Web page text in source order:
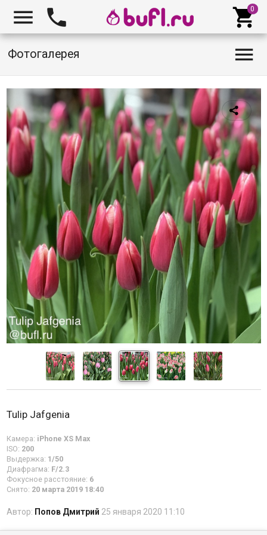
  
Фотогалерея 
Tulip Jafgenia
Камера: iPhone XS Max
ISO: 200
Выдержка: 1/50
Диафрагма: F/2.3
Фокусное расстояние: 6
Снято: 20 марта 2019 18:40
Автор: Попов Дмитрий 25 января 2020 11:10